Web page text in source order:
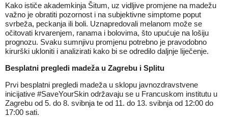
Kako ističe akademkinja Šitum, uz vidljive promjene na madežu
važno je obratiti pozornost i na subjektivne simptome poput
svrbeža, peckanja ili boli. Uznapredovali melanom može se
očitovati krvarenjem, ranama i bolovima, što upućuje na lošiju
prognozu. Svaku sumnjivu promjenu potrebno je pravodobno
kirurški ukloniti i analizirati kako bi se odredilo daljnje liječenje.
Besplatni pregledi madeža u Zagrebu i Splitu
Prvi besplatni pregledi madeža u sklopu javnozdravstvene
inicijative #SaveYourSkin održavaju se u Francuskom institutu u
Zagrebu od 5. do 8. svibnja te od 11. do 13. svibnja od 12:00 do
17:00 sati.